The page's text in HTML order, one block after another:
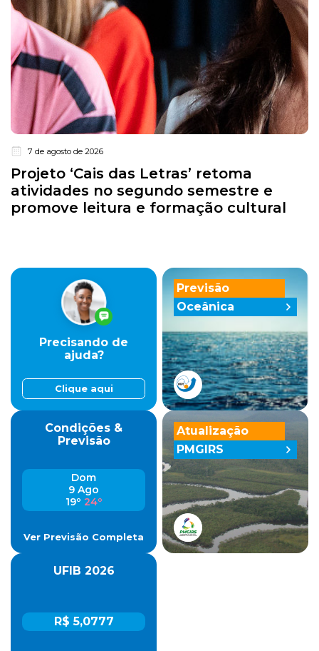
7 de agosto de 2026
Projeto ‘Cais das Letras’ retoma
atividades no segundo semestre e
promove leitura e formação cultural
Previsão
Oceânica
Precisando de
ajuda?
Clique aqui
Condições &
Previsão
Dom
9 Ago
19º 24º
Ver Previsão Completa
UFIB 2026
R$ 5,0777
Atualização
PMGIRS